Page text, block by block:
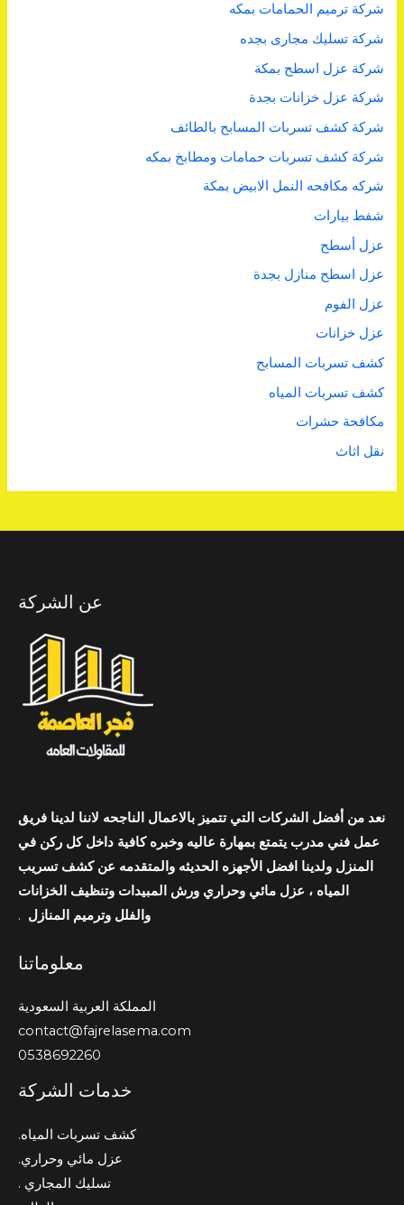
شركة ترميم الحمامات بمكه
شركة تسليك مجارى بجده
شركة عزل اسطح بمكة
شركة عزل خزانات بجدة
شركة كشف تسربات المسابح بالطائف
شركة كشف تسربات حمامات ومطابخ بمكه
شركه مكافحه النمل الابيض بمكة
شفط بيارات
عزل أسطح
عزل اسطح منازل بجدة
عزل الفوم
عزل خزانات
كشف تسربات المسابح
كشف تسربات المياه
مكافحة حشرات
نقل اثاث
عن الشركة
نعد من أفضل الشركات التي تتميز بالاعمال الناجحه لاننا لدينا فريق
عمل فني مدرب يتمتع بمهارة عاليه وخبره كافية داخل كل ركن في
المنزل ولدينا افضل الأجهزه الحديثه والمتقدمه عن كشف تسريب
المياه ، عزل مائي وحراري ورش المبيدات وتنظيف الخزانات
والفلل وترميم المنازل .
معلوماتنا
المملكة العربية السعودية
contact@fajrelasema.com
0538692260
خدمات الشركة
كشف تسربات المياه.
عزل مائي وحراري.
تسليك المجاري .